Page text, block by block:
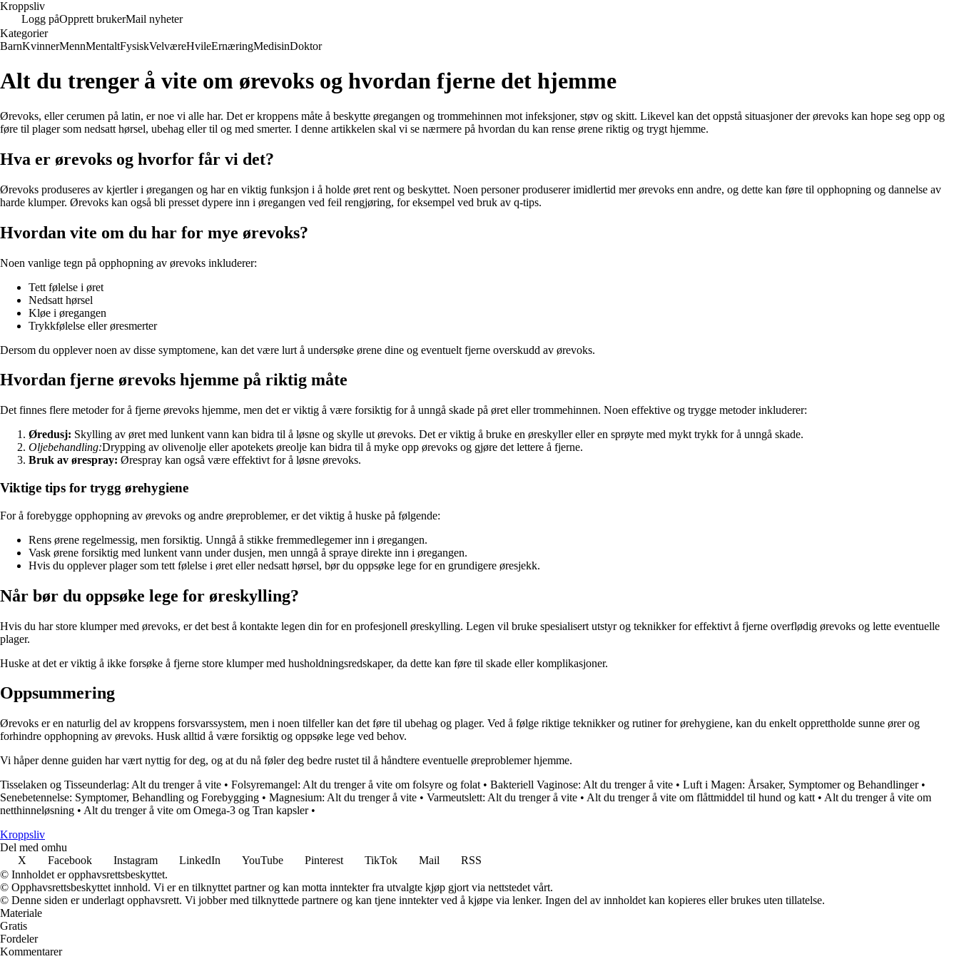
Kroppsliv
Logg påOpprett brukerMail nyheter
Kategorier
BarnKvinnerMennMentaltFysiskVelværeHvileErnæringMedisinDoktor
Alt du trenger å vite om ørevoks og hvordan fjerne det hjemme
Ørevoks, eller cerumen på latin, er noe vi alle har. Det er kroppens måte å beskytte øregangen og trommehinnen mot infeksjoner, støv og skitt. Likevel kan det oppstå situasjoner der ørevoks kan hope seg opp og
føre til plager som nedsatt hørsel, ubehag eller til og med smerter. I denne artikkelen skal vi se nærmere på hvordan du kan rense ørene riktig og trygt hjemme.
Hva er ørevoks og hvorfor får vi det?
Ørevoks produseres av kjertler i øregangen og har en viktig funksjon i å holde øret rent og beskyttet. Noen personer produserer imidlertid mer ørevoks enn andre, og dette kan føre til opphopning og dannelse av
harde klumper. Ørevoks kan også bli presset dypere inn i øregangen ved feil rengjøring, for eksempel ved bruk av q-tips.
Hvordan vite om du har for mye ørevoks?
Noen vanlige tegn på opphopning av ørevoks inkluderer:
Tett følelse i øret
Nedsatt hørsel
Kløe i øregangen
Trykkfølelse eller øresmerter
Dersom du opplever noen av disse symptomene, kan det være lurt å undersøke ørene dine og eventuelt fjerne overskudd av ørevoks.
Hvordan fjerne ørevoks hjemme på riktig måte
Det finnes flere metoder for å fjerne ørevoks hjemme, men det er viktig å være forsiktig for å unngå skade på øret eller trommehinnen. Noen effektive og trygge metoder inkluderer:
Øredusj: Skylling av øret med lunkent vann kan bidra til å løsne og skylle ut ørevoks. Det er viktig å bruke en øreskyller eller en sprøyte med mykt trykk for å unngå skade.
Oljebehandling:Drypping av olivenolje eller apotekets øreolje kan bidra til å myke opp ørevoks og gjøre det lettere å fjerne.
Bruk av ørespray: Ørespray kan også være effektivt for å løsne ørevoks.
Viktige tips for trygg ørehygiene
For å forebygge opphopning av ørevoks og andre øreproblemer, er det viktig å huske på følgende:
Rens ørene regelmessig, men forsiktig. Unngå å stikke fremmedlegemer inn i øregangen.
Vask ørene forsiktig med lunkent vann under dusjen, men unngå å spraye direkte inn i øregangen.
Hvis du opplever plager som tett følelse i øret eller nedsatt hørsel, bør du oppsøke lege for en grundigere øresjekk.
Når bør du oppsøke lege for øreskylling?
Hvis du har store klumper med ørevoks, er det best å kontakte legen din for en profesjonell øreskylling. Legen vil bruke spesialisert utstyr og teknikker for effektivt å fjerne overflødig ørevoks og lette eventuelle
plager.
Huske at det er viktig å ikke forsøke å fjerne store klumper med husholdningsredskaper, da dette kan føre til skade eller komplikasjoner.
Oppsummering
Ørevoks er en naturlig del av kroppens forsvarssystem, men i noen tilfeller kan det føre til ubehag og plager. Ved å følge riktige teknikker og rutiner for ørehygiene, kan du enkelt opprettholde sunne ører og
forhindre opphopning av ørevoks. Husk alltid å være forsiktig og oppsøke lege ved behov.
Vi håper denne guiden har vært nyttig for deg, og at du nå føler deg bedre rustet til å håndtere eventuelle øreproblemer hjemme.
Tisselaken og Tisseunderlag: Alt du trenger å vite • Folsyremangel: Alt du trenger å vite om folsyre og folat • Bakteriell Vaginose: Alt du trenger å vite • Luft i Magen: Årsaker, Symptomer og Behandlinger•
Senebetennelse: Symptomer, Behandling og Forebygging • Magnesium: Alt du trenger å vite • Varmeutslett: Alt du trenger å vite • Alt du trenger å vite om flåttmiddel til hund og katt • Alt du trenger å vite om
netthinneløsning • Alt du trenger å vite om Omega-3 og Tran kapsler•
Kroppsliv
Del med omhu
X
Facebook Instagram LinkedIn YouTube Pinterest TikTok Mail
RSS
© Innholdet er opphavsrettsbeskyttet.
© Opphavsrettsbeskyttet innhold. Vi er en tilknyttet partner og kan motta inntekter fra utvalgte kjøp gjort via nettstedet vårt.
© Denne siden er underlagt opphavsrett. Vi jobber med tilknyttede partnere og kan tjene inntekter ved å kjøpe via lenker. Ingen del av innholdet kan kopieres eller brukes uten tillatelse.
Materiale
Gratis
Fordeler
Kommentarer